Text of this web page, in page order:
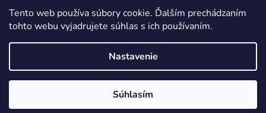
Tento web používa súbory cookie. Ďalším prechádzaním
tohto webu vyjadrujete súhlas s ich používaním.
Nastavenie
Súhlasím
Vytvoril Shoptet Premium
nasenaradie.sk